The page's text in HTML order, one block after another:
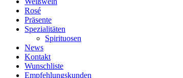
Rosé
Präsente
Spezialitäten
Spirituosen
News
Kontakt
Wunschliste
Empfehlungskunden